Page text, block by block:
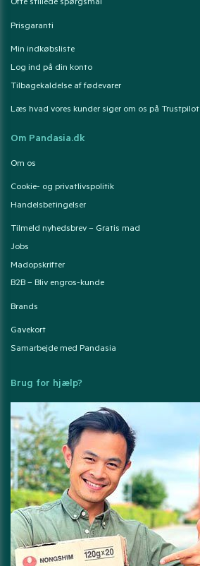
Ofte stillede spørgsmål
Prisgaranti
Min indkøbsliste
Log ind på din konto
Tilbagekaldelse af fødevarer
Læs hvad vores kunder siger om os på Trustpilot
Om Pandasia.dk
Om os
Cookie- og privatlivspolitik
Handelsbetingelser
Tilmeld nyhedsbrev – Gratis mad
Jobs
Madopskrifter
B2B – Bliv engros-kunde
Brands
Gavekort
Samarbejde med Pandasia
Brug for hjælp?